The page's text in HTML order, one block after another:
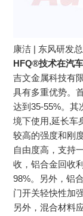
康洁 | 东风研发
HFQ®技术在汽
吉文金属科技有
具有多重优势。
达到35-55%。其
境下使用,延长车
较高的强度和刚
自由度高，支持
收，铝合金回收
98%。另外，铝
门开关轻快性加
另外，混合材料